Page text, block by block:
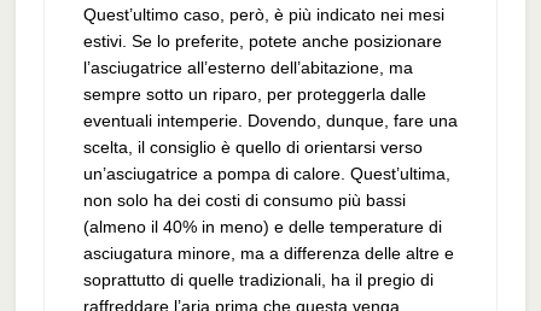
Quest’ultimo caso, però, è più indicato nei mesi
estivi. Se lo preferite, potete anche posizionare
l’asciugatrice all’esterno dell’abitazione, ma
sempre sotto un riparo, per proteggerla dalle
eventuali intemperie. Dovendo, dunque, fare una
scelta, il consiglio è quello di orientarsi verso
un’asciugatrice a pompa di calore. Quest’ultima,
non solo ha dei costi di consumo più bassi
(almeno il 40% in meno) e delle temperature di
asciugatura minore, ma a differenza delle altre e
soprattutto di quelle tradizionali, ha il pregio di
raffreddare l’aria prima che questa venga